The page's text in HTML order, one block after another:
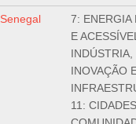
Senegal
7: ENERGIA
E
INDÚSTRIA,
INOVAÇÃO
11: